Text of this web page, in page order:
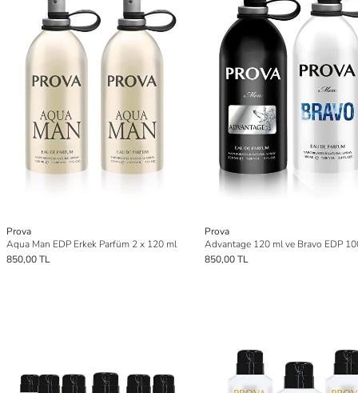
Prova
Aqua Man EDP Erkek Parfüm 2 x 120 ml
850,00 TL
Prova
850,00 TL